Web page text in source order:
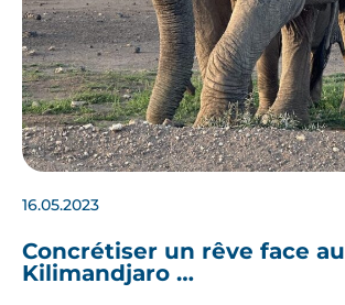
16.05.2023
Concrétiser un rêve face au
Kilimandjaro …